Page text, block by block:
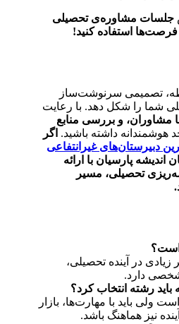
جلسات مشاوره‌ی تحصیلی
فرصت‌ها استفاده کنید!
تصمیمی سرنوشت‌ساز
شما را شکل دهد. با رعایت
مشاوران، و بررسی منابع
هوشمندانه داشته باشید. اگر
دبیرستان‌های غیرانتفاعی
اندیشه پارسیان با ارائه
تحصیلی، مسیر
است؟
زیادی در آینده تحصیلی،
دارد.
رشته انتخاب کرد؟
ولی باید با مهارت‌ها، بازار
نیز هماهنگ باشد.